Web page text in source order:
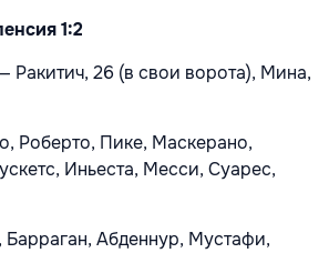
1:2
Ракитич, 26 (в свои ворота), Мина,
Роберто, Пике, Маскерано,
Иньеста, Месси, Суарес,
Барраган, Абденнур, Мустафи,